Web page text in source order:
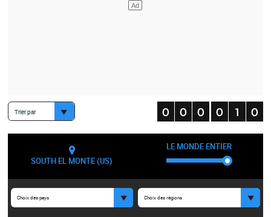
Trier par
SOUTH EL MONTE (US)
LE MONDE ENTIER
Choix des pays Choix des régions